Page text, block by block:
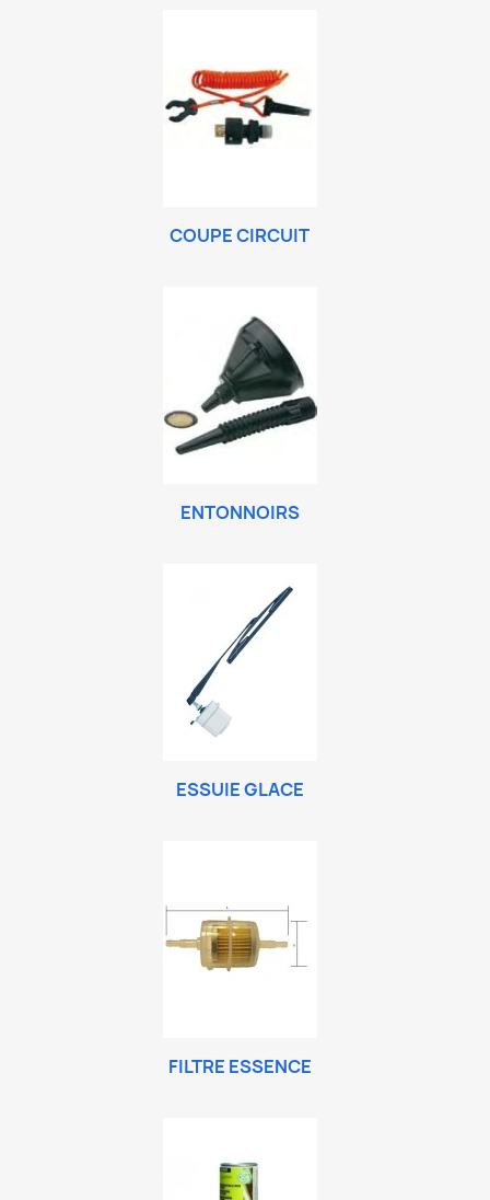
COUPE CIRCUIT
ENTONNOIRS
ESSUIE GLACE
FILTRE ESSENCE